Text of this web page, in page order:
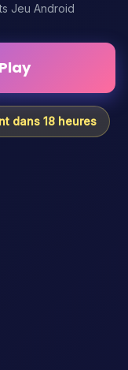
Jeu Android
dans 18 heures